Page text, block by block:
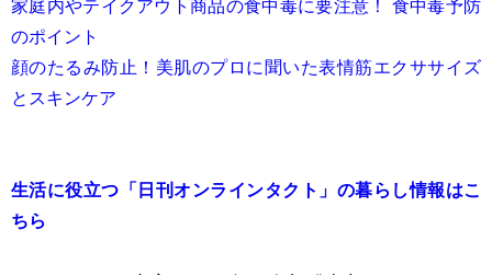
家庭内やテイクアウト商品の食中毒に要注意！ 食中毒予防
のポイント
顔のたるみ防止！美肌のプロに聞いた表情筋エクササイズ
とスキンケア
生活に役立つ「日刊オンラインタクト」の暮らし情報はこ
ちら